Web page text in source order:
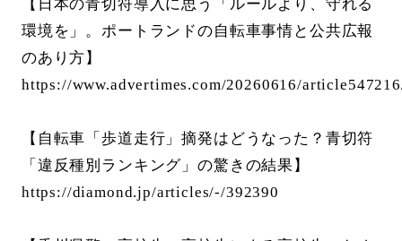
【日本の青切符導入に思う「ルールより、守れる
環境を」。ポートランドの自転車事情と公共広報
のあり方】
https://www.advertimes.com/20260616/
【自転車「歩道走行」摘発はどうなった？青切符
「違反種別ランキング」の驚きの結果】
https://diamond.jp/articles/-/392390